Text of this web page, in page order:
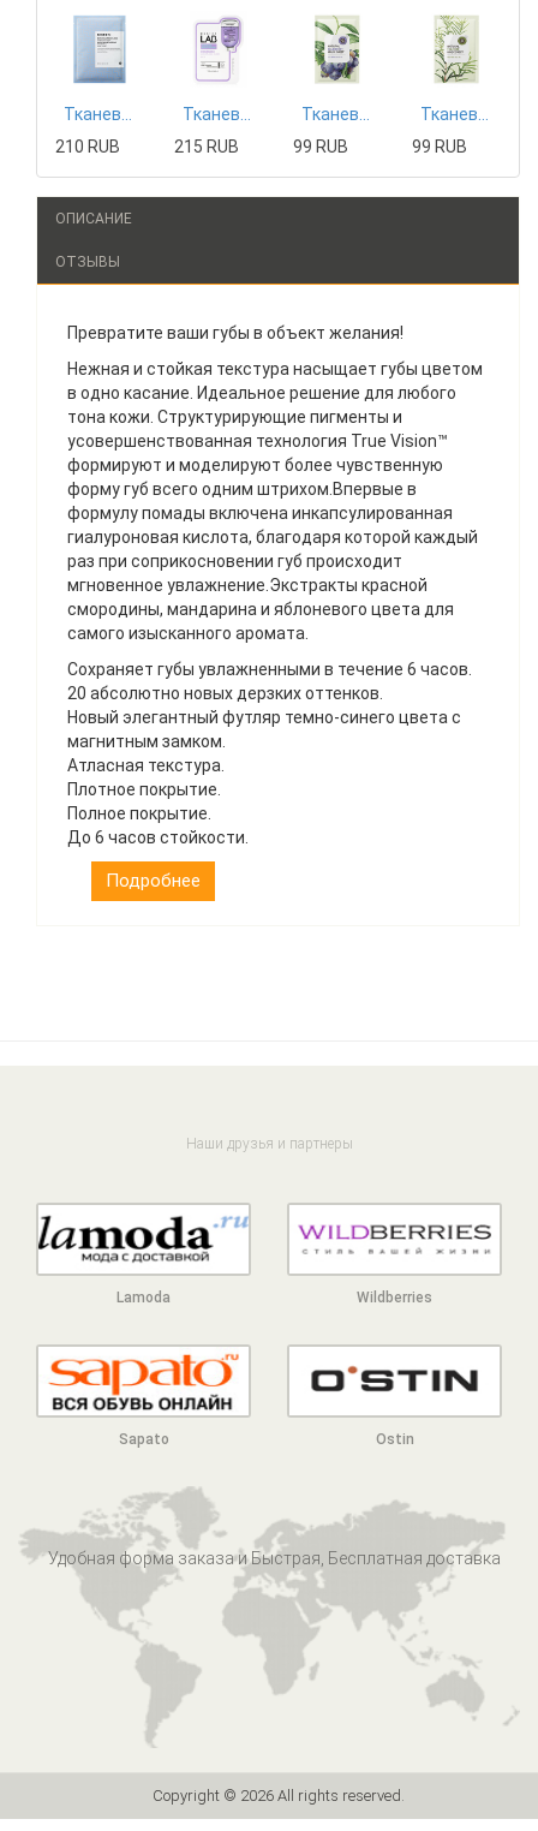
210 RUB
215 RUB
99 RUB
99 RUB
ОПИСАНИЕ
ОТЗЫВЫ
Превратите ваши губы в объект желания!
Нежная и стойкая текстура насыщает губы цветом
в одно касание. Идеальное решение для любого
тона кожи. Структурирующие пигменты и
усовершенствованная технология True Vision™
формируют и моделируют более чувственную
форму губ всего одним штрихом.Впервые в
формулу помады включена инкапсулированная
гиалуроновая кислота, благодаря которой каждый
раз при соприкосновении губ происходит
мгновенное увлажнение.Экстракты красной
смородины, мандарина и яблоневого цвета для
самого изысканного аромата.
Сохраняет губы увлажненными в течение 6 часов.
20 абсолютно новых дерзких оттенков.
Новый элегантный футляр темно-синего цвета с
магнитным замком.
Атласная текстура.
Плотное покрытие.
Полное покрытие.
До 6 часов стойкости.
Подробнее
Наши друзья и партнеры
Lamoda Wildberries
Sapato Ostin
Удобная форма заказа и Быстрая, Бесплатная доставка
Copyright © 2026 All rights reserved.